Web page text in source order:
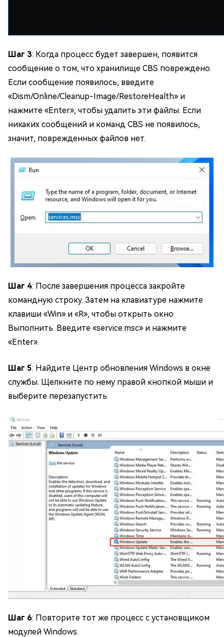
Шаг 3: Когда процесс будет завершен, появится
сообщение о том, что хранилище CBS повреждено.
Если сообщение появилось, введите
«Dism/Online/Cleanup-Image/RestoreHealth» и
нажмите «Enter», чтобы удалить эти файлы. Если
никаких сообщений и команд CBS не появилось,
значит, поврежденных файлов нет.
Шаг 4: После завершения процесса закройте
командную строку. Затем на клавиатуре нажмите
клавиши «Win» и «R», чтобы открыть окно
Выполнить. Введите «service.msc» и нажмите
«Enter».
Шаг 5: Найдите Центр обновления Windows в окне
службы. Щелкните по нему правой кнопкой мыши и
выберите перезапустить.
Шаг 6: Повторите тот же процесс с установщиком
модулей Windows.